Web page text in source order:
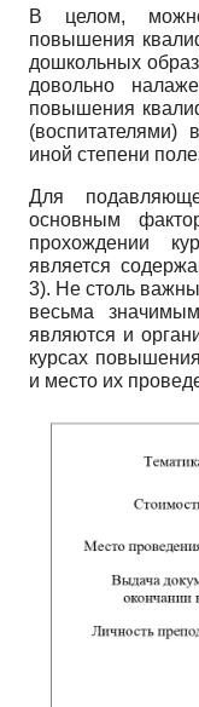
В целом,
повышения
дошкольных
довольно
повышения
(воспитателями)
иной степени
Для
основным
прохождении
является
3). Не столь
весьма
являются и
курсах
и место их